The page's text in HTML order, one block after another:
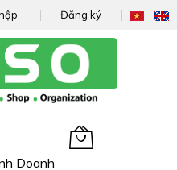
Đăng ký
Doanh